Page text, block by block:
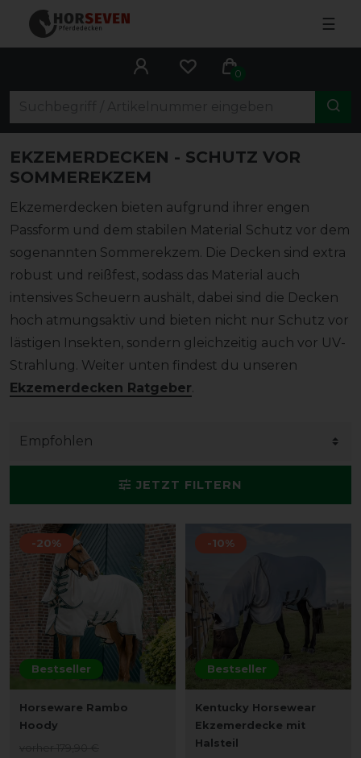
☰
0
EKZEMERDECKEN - SCHUTZ VOR
SOMMEREKZEM
Ekzemerdecken bieten aufgrund ihrer engen
Passform und dem stabilen Material Schutz vor dem
sogenannten Sommerekzem. Die Decken sind extra
robust und reißfest, sodass das Material auch
intensives Scheuern aushält, dabei sind die Decken
hoch atmungsaktiv und bieten nicht nur Schutz vor
lästigen Insekten, sondern gleichzeitig auch vor UV-
Strahlung. Weiter unten findest du unseren
Ekzemerdecken Ratgeber.
JETZT FILTERN
Bestseller
-20%
Horseware Rambo
Hoody
Bestseller
-10%
Kentucky Horsewear
Ekzemerdecke mit
Halsteil